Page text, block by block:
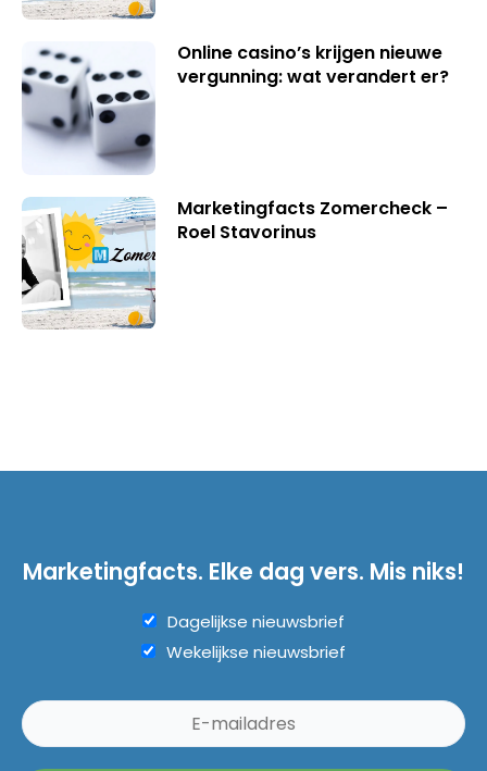
Online casino’s krijgen nieuwe
vergunning: wat verandert er?
Marketingfacts Zomercheck –
Roel Stavorinus
Marketingfacts. Elke dag vers. Mis niks!
Dagelijkse nieuwsbrief
Wekelijkse nieuwsbrief